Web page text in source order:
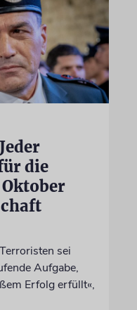
die
sei
Aufgabe,
Erfolg erfüllt«,